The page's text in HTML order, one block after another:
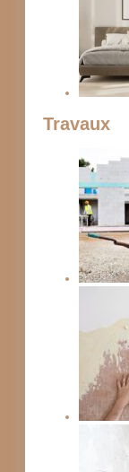
Travaux